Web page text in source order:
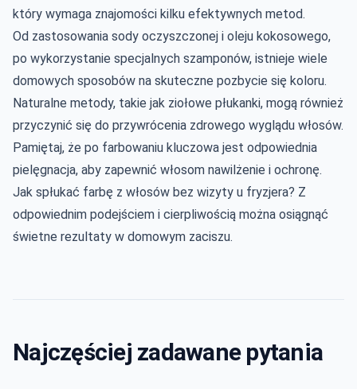
który wymaga znajomości kilku efektywnych metod.
Od zastosowania sody oczyszczonej i oleju kokosowego,
po wykorzystanie specjalnych szamponów, istnieje wiele
domowych sposobów na skuteczne pozbycie się koloru.
Naturalne metody, takie jak ziołowe płukanki, mogą również
przyczynić się do przywrócenia zdrowego wyglądu włosów.
Pamiętaj, że po farbowaniu kluczowa jest odpowiednia
pielęgnacja, aby zapewnić włosom nawilżenie i ochronę.
Jak spłukać farbę z włosów bez wizyty u fryzjera? Z
odpowiednim podejściem i cierpliwością można osiągnąć
świetne rezultaty w domowym zaciszu.
Najczęściej zadawane pytania